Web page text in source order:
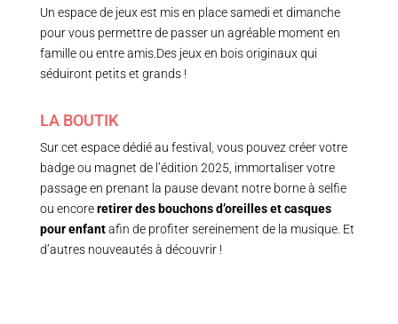
Un espace de jeux est mis en place samedi et dimanche
pour vous permettre de passer un agréable moment en
famille ou entre amis.Des jeux en bois originaux qui
séduiront petits et grands !
LA BOUTIK
Sur cet espace dédié au festival, vous pouvez créer votre
badge ou magnet de l’édition 2025, immortaliser votre
passage en prenant la pause devant notre borne à selfie
ou encoreretirer des bouchons d’oreilles et casques
pour enfantafin de profiter sereinement de la musique. Et
d’autres nouveautés à découvrir !